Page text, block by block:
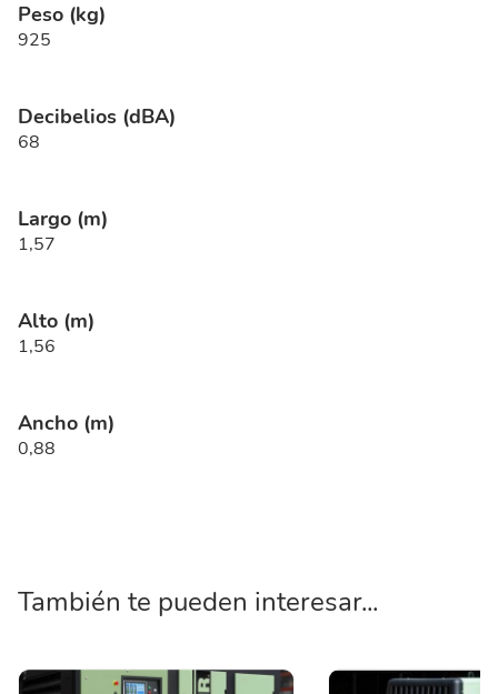
Peso (kg)
925
Decibelios (dBA)
68
Largo (m)
1,57
Alto (m)
1,56
Ancho (m)
0,88
También te pueden interesar...